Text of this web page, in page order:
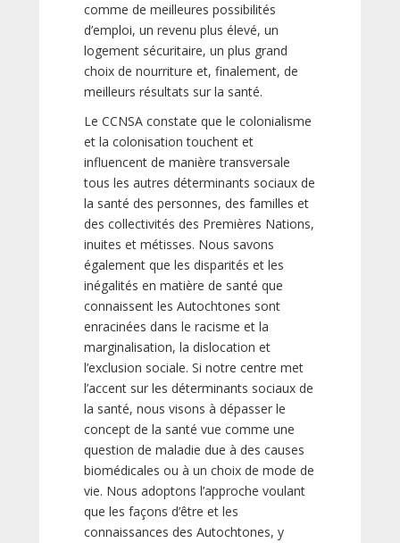
comme de meilleures possibilités
d’emploi, un revenu plus élevé, un
logement sécuritaire, un plus grand
choix de nourriture et, finalement, de
meilleurs résultats sur la santé.
Le CCNSA constate que le colonialisme
et la colonisation touchent et
influencent de manière transversale
tous les autres déterminants sociaux de
la santé des personnes, des familles et
des collectivités des Premières Nations,
inuites et métisses. Nous savons
également que les disparités et les
inégalités en matière de santé que
connaissent les Autochtones sont
enracinées dans le racisme et la
marginalisation, la dislocation et
l’exclusion sociale. Si notre centre met
l’accent sur les déterminants sociaux de
la santé, nous visons à dépasser le
concept de la santé vue comme une
question de maladie due à des causes
biomédicales ou à un choix de mode de
vie. Nous adoptons l’approche voulant
que les façons d’être et les
connaissances des Autochtones, y